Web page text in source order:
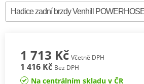
1 713 Kč Včetně DPH
1 416 Kč Bez DPH
Na centrálním skladu v ČR